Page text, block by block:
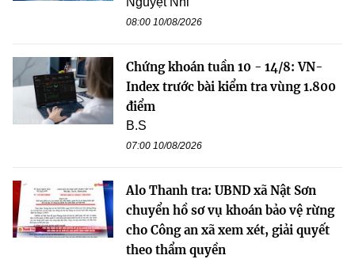
08:00 10/08/2026
Chứng khoán tuần 10 - 14/8: VN-
Index trước bài kiểm tra vùng 1.800
điểm
B.S
07:00 10/08/2026
Alo Thanh tra: UBND xã Nật Sơn
chuyển hồ sơ vụ khoán bảo vệ rừng
cho Công an xã xem xét, giải quyết
theo thẩm quyền